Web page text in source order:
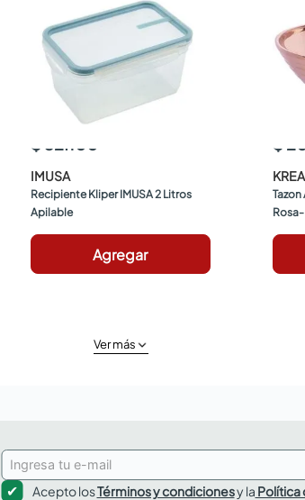
$ 32.100
IMUSA
Recipiente Kliper IMUSA 2 Litros
Apilable
Agregar
$
KREA
Ver más
Acepto losTérminos y condicionesy la Política